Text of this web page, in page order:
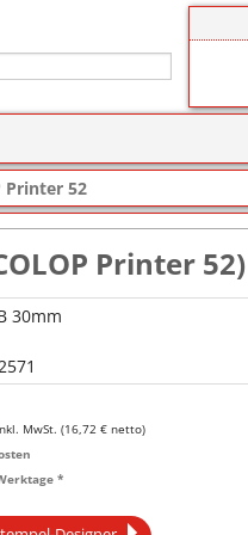
für COLOP Printer
für COLOP Heavy Duty
für TRODAT Printy
für TRODAT Professional
III
Stempelkissen196
Stempelfarbe
Farben
191
Printer 52
Printer 52)
30mm
MwSt. (16,72 € netto)
*